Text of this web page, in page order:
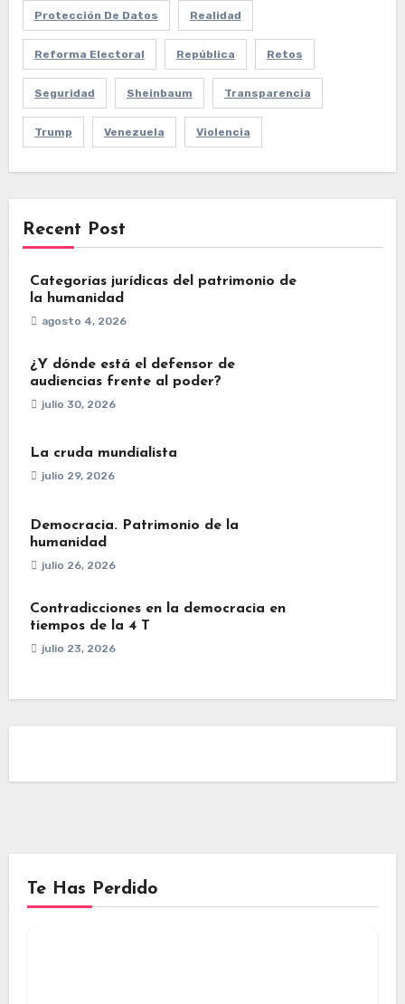
Protección De Datos Realidad
Reforma Electoral República Retos
Seguridad Sheinbaum Transparencia
Trump Venezuela Violencia
Recent Post
Categorías jurídicas del patrimonio de
la humanidad
agosto 4, 2026
¿Y dónde está el defensor de
audiencias frente al poder?
julio 30, 2026
La cruda mundialista
julio 29, 2026
Democracia. Patrimonio de la
humanidad
julio 26, 2026
Contradicciones en la democracia en
tiempos de la 4 T
julio 23, 2026
Te Has Perdido